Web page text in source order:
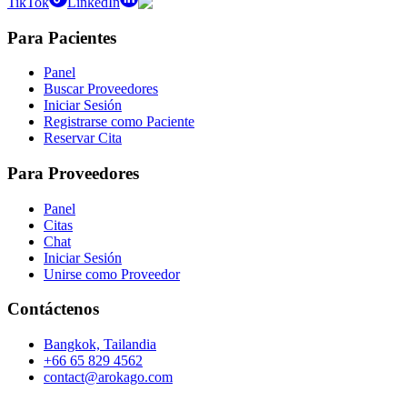
Para Pacientes
Panel
Buscar Proveedores
Iniciar Sesión
Registrarse como Paciente
Reservar Cita
Para Proveedores
Panel
Citas
Chat
Iniciar Sesión
Unirse como Proveedor
Contáctenos
Bangkok, Tailandia
+66 65 829 4562
contact@arokago.com